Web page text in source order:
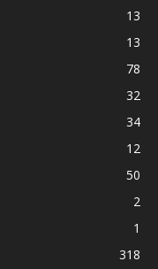
13
13
78
32
34
12
50
2
1
318